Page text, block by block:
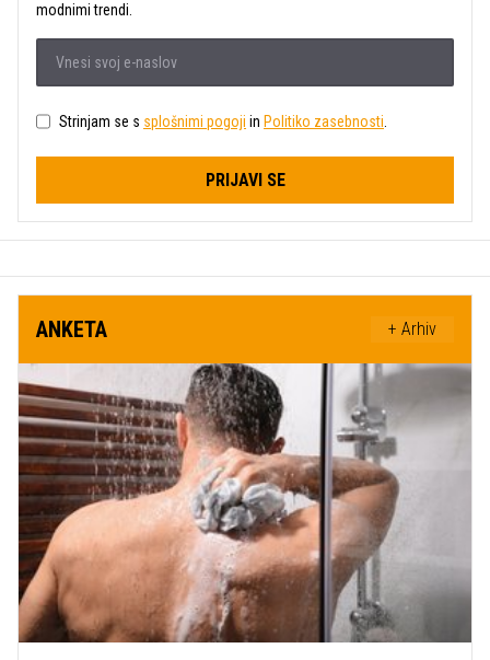
modnimi trendi.
Strinjam se s splošnimi pogoji in Politiko zasebnosti
PRIJAVI SE
ANKETA + Arhiv